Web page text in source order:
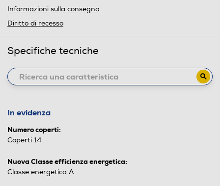
Informazioni sulla consegna
Diritto di recesso
Specifiche tecniche
In evidenza
Numero coperti:
Coperti 14
Nuova Classe efficienza energetica:
Classe energetica A